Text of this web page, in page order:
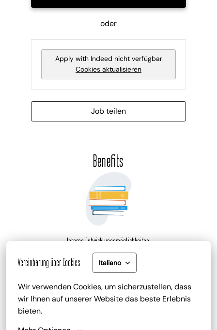
Vereinbarung über Cookies Italiano
Wir verwenden Cookies, um sicherzustellen, dass
wir Ihnen auf unserer Website das beste Erlebnis
bieten.
oder
Apply with Indeed nicht verfügbar
Cookies aktualisieren
Job teilen
Benefits
Interne Entwicklungsmöglichkeiten
wir bieten verschiedene Förderungen für deine
Karriereentwicklung